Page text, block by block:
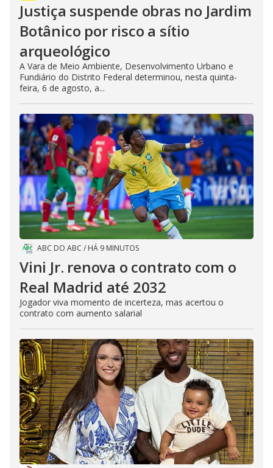
Justiça suspende obras no Jardim
Botânico por risco a sítio
arqueológico
A Vara de Meio Ambiente, Desenvolvimento Urbano e
Fundiário do Distrito Federal determinou, nesta quinta-
feira, 6 de agosto, a...
ABC DO ABC / HÁ 9 MINUTOS
Vini Jr. renova o contrato com o
Real Madrid até 2032
Jogador viva momento de incerteza, mas acertou o
contrato com aumento salarial